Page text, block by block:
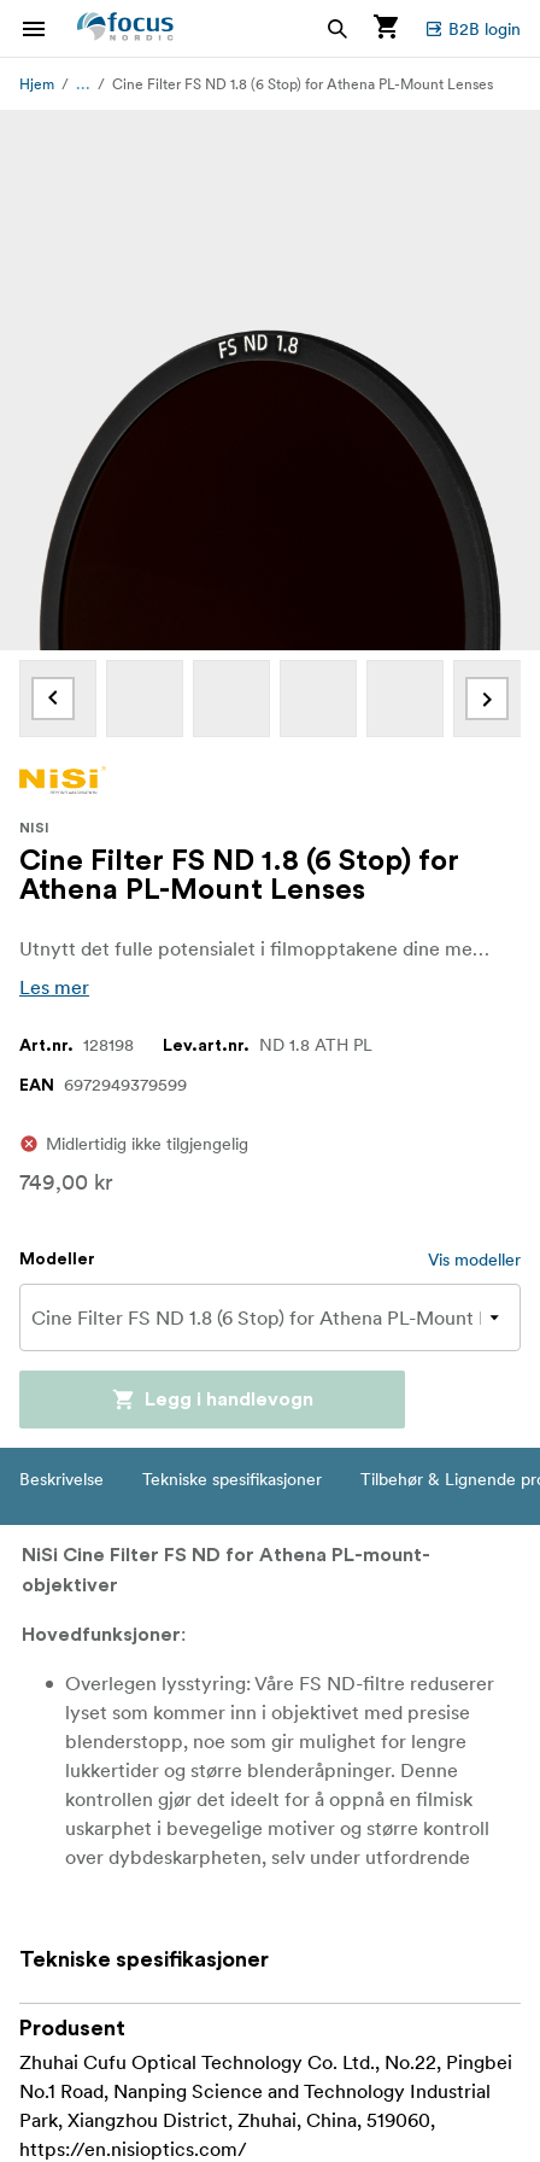
B2B login
Hjem ... Cine Filter FS ND 1.8 (6 Stop) for Athena PL-Mount Lenses
NISI
Cine Filter FS ND 1.8 (6 Stop) for
Athena PL-Mount Lenses
Utnytt det fulle potensialet i filmopptakene dine med NiSi ATHENA Full Spectrum FS ND Rear PL-filter, som er spesialutviklet for ATHENA PL-objektiver. Dette høytytende Full Spectrum ND-filteret er et uunnværlig verktøy for filmskapere som ønsker å kontrollere lyset og fremheve det kunstneriske uttrykket i opptakene sine, selv under sterke lysforhold.
Les mer
Art.nr. 128198 Lev.art.nr. ND 1.8 ATH PL
EAN 6972949379599
Midlertidig ikke tilgjengelig
749,00 kr
Modeller Vis modeller
Legg i handlevogn
Beskrivelse Tekniske spesifikasjoner Tilbehør & Lignende
NiSi Cine Filter FS ND for Athena PL-mount-
objektiver
Hovedfunksjoner:
Overlegen lysstyring: Våre FS ND-filtre reduserer
lyset som kommer inn i objektivet med presise
blenderstopp, noe som gir mulighet for lengre
lukkertider og større blenderåpninger. Denne
kontrollen gjør det ideelt for å oppnå en filmisk
uskarphet i bevegelige motiver og større kontroll
over dybdeskarpheten, selv under utfordrende
å opprettholde fargenøyaktighet over hele
forstyrrer autentisiteten i bildene dine, noe som gir
naturtro resultater som krever minimal
etterbehandling.
Skreddersydd for ATHENA PL-objektiver: Dette
bakmonterte filteret er spesielt tilpasset for sømløs
Tekniske spesifikasjoner
Produsent
Zhuhai Cufu Optical Technology Co. Ltd., No.22, Pingbei
No.1 Road, Nanping Science and Technology Industrial
Park, Xiangzhou District, Zhuhai, China, 519060,
https://en.nisioptics.com/